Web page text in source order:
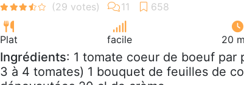
Plat facile 20
Ingrédients: 1 tomate coeur de boeuf par
3 à 4 tomates) 1 bouquet de feuilles de